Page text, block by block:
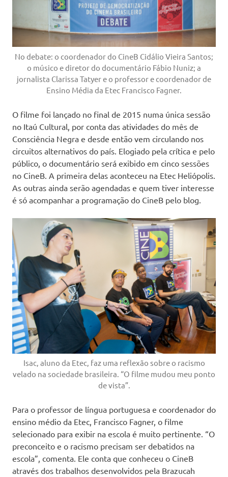
No debate: o coordenador do CineB Cidálio Vieira Santos;
o músico e diretor do documentário Fábio Nuniz; a
jornalista Clarissa Tatyer e o professor e coordenador de
Ensino Média da Etec Francisco Fagner.
O filme foi lançado no final de 2015 numa única sessão
no Itaú Cultural, por conta das atividades do mês de
Consciência Negra e desde então vem circulando nos
circuitos alternativos do país. Elogiado pela crítica e pelo
público, o documentário será exibido em cinco sessões
no CineB. A primeira delas aconteceu na Etec Heliópolis.
As outras ainda serão agendadas e quem tiver interesse
é só acompanhar a programação do CineB pelo blog.
Isac, aluno da Etec, faz uma reflexão sobre o racismo
velado na sociedade brasileira. “O filme mudou meu ponto
de vista”.
Para o professor de língua portuguesa e coordenador do
ensino médio da Etec, Francisco Fagner, o filme
selecionado para exibir na escola é muito pertinente. “O
preconceito e o racismo precisam ser debatidos na
escola”, comenta. Ele conta que conheceu o CineB
através dos trabalhos desenvolvidos pela Brazucah